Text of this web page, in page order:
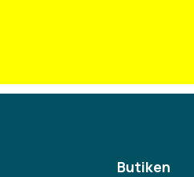
Butiken